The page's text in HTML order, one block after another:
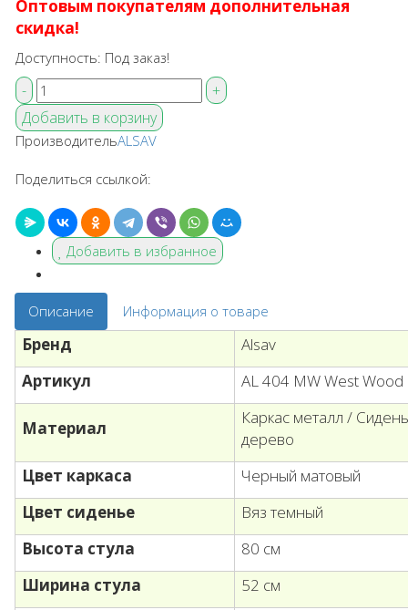
Оптовым покупателям дополнительная
скидка!
Доступность: Под заказ!
ПроизводительALSAV
Поделиться ссылкой:
Добавить в избранное
Описание Информация о товаре
Бренд
Alsav
Артикул
AL 404 МW West Wood
Материал
Каркас металл /
дерево
Цвет каркаса
Черный матовый
Цвет сиденье
Вяз темный
Высота стула
80 см
Ширина стула
52 см